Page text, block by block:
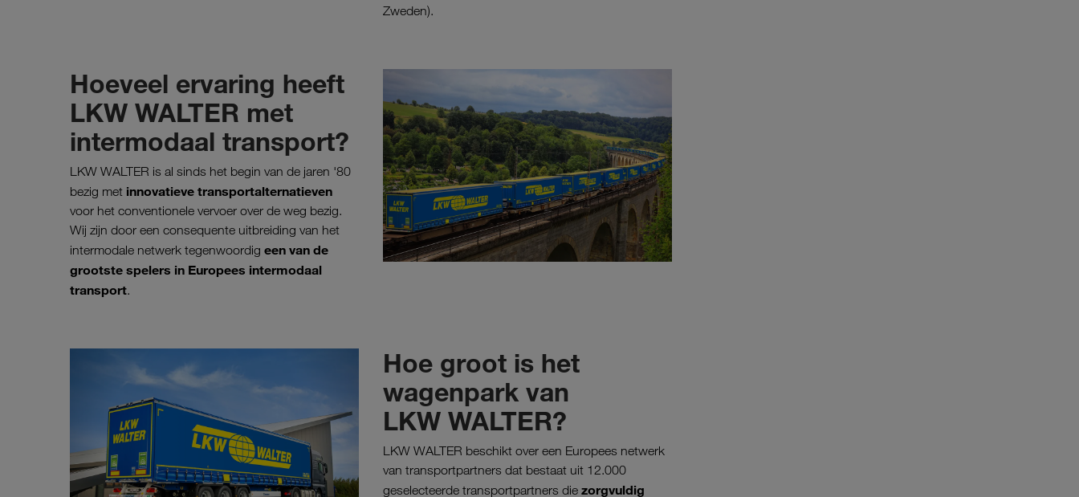
Zweden).
Hoeveel ervaring heeft
LKW WALTER met
intermodaal transport?
LKW WALTER is al sinds het begin van de jaren '80
bezig met innovatieve transportalternatieven
voor het conventionele vervoer over de weg bezig.
Wij zijn door een consequente uitbreiding van het
intermodale netwerk tegenwoordig een van de
grootste spelers in Europees intermodaal
transport.
Hoe groot is het
wagenpark van
LKW WALTER?
LKW WALTER beschikt over een Europees netwerk
van transportpartners dat bestaat uit 12.000
geselecteerde transportpartners die zorgvuldig